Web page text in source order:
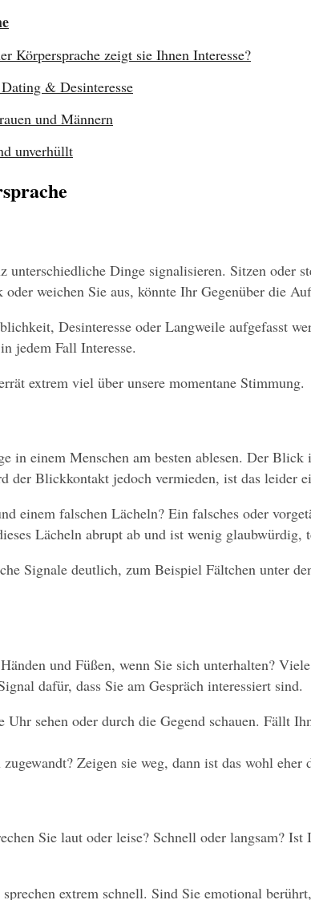
Körpersprache zeigt sie Ihnen Interesse?
& Desinteresse
und Männern
unverhüllt
Dinge signalisieren. Sitzen oder
weichen Sie aus, könnte Ihr Gegenüber die
Desinteresse oder Langweile aufgefasst
jedem Fall Interesse.
extrem viel über unsere momentane Stimmung.
in einem Menschen am besten ablesen. Der
Blickkontakt jedoch vermieden, ist das leider
einem falschen Lächeln? Ein falsches oder
Lächeln abrupt ab und ist wenig glaubwürdig,
Signale deutlich, zum Beispiel Fältchen unter
und Füßen, wenn Sie sich unterhalten?
dafür, dass Sie am Gespräch interessiert sind.
sehen oder durch die Gegend schauen. Fällt
Zeigen sie weg, dann ist das wohl
Sie laut oder leise? Schnell oder langsam?
extrem schnell. Sind Sie emotional